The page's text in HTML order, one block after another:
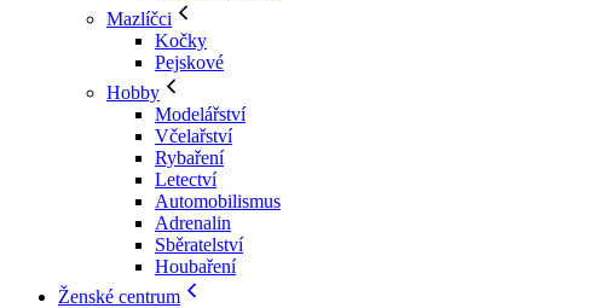
Mazlíčci
Kočky
Pejskové
Hobby
Modelářství
Včelařství
Rybaření
Letectví
Automobilismus
Adrenalin
Sběratelství
Houbaření
Ženské centrum